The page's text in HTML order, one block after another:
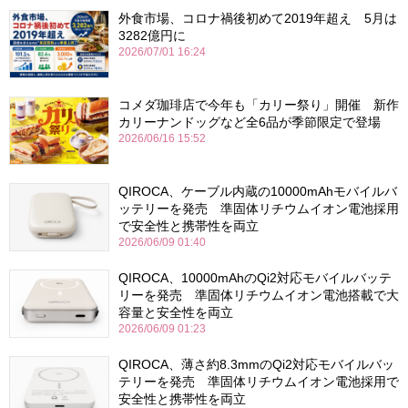
外食市場、コロナ禍後初めて2019年超え 5月は
3282億円に
2026/07/01 16:24
コメダ珈琲店で今年も「カリー祭り」開催 新作
カリーナンドッグなど全6品が季節限定で登場
2026/06/16 15:52
QIROCA、ケーブル内蔵の10000mAhモバイルバ
ッテリーを発売 準固体リチウムイオン電池採用
で安全性と携帯性を両立
2026/06/09 01:40
QIROCA、10000mAhのQi2対応モバイルバッテ
リーを発売 準固体リチウムイオン電池搭載で大
容量と安全性を両立
2026/06/09 01:23
QIROCA、薄さ約8.3mmのQi2対応モバイルバッ
テリーを発売 準固体リチウムイオン電池採用で
安全性と携帯性を両立